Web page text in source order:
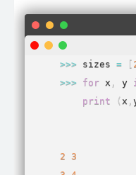
>>> sizes = [
>>> for x , y
print
( x ,
2
3